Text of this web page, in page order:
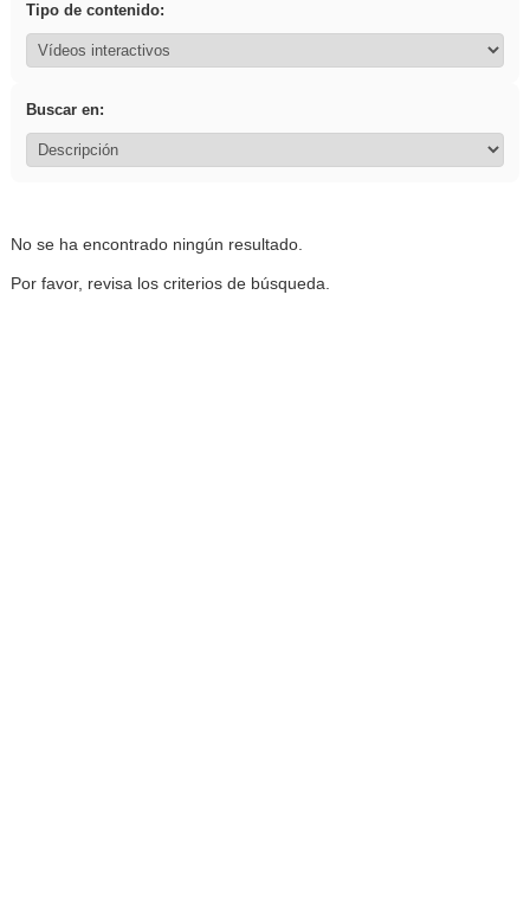
Tipo de contenido:
Buscar en:
No se ha encontrado ningún resultado.
Por favor, revisa los criterios de búsqueda.